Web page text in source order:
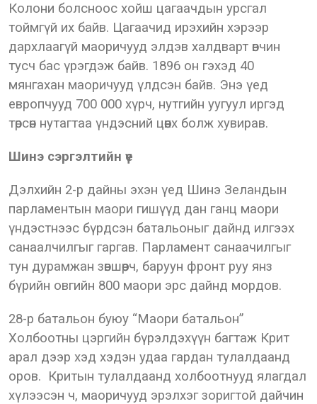
Колони болсноос хойш цагаачдын урсгал
тоймгүй их байв. Цагаачид ирэхийн хэрээр
дархлаагүй маоричууд элдэв халдварт өвчин
тусч бас үрэгдэж байв. 1896 он гэхэд 40
мянгахан маоричууд үлдсэн байв. Энэ үед
европчууд 700 000 хүрч, нутгийн уугуул иргэд
төрсөн нутагтаа үндэсний цөөнх болж хувирав.
Шинэ сэргэлтийн үе
Дэлхийн 2-р дайны эхэн үед Шинэ Зеландын
парламентын маори гишүүд дан ганц маори
үндэстнээс бүрдсэн батальоныг дайнд илгээх
санаалчилгыг гаргав. Парламент санаачилгыг
тун дурамжан зөвшөөрч, баруун фронт руу янз
бүрийн овгийн 800 маори эрс дайнд мордов.
28-р батальон буюу “Маори батальон”
Холбоотны цэргийн бүрэлдэхүүн багтаж Крит
арал дээр хэд хэдэн удаа гардан тулалдаанд
оров. Критын тулалдаанд холбоотнууд ялагдал
хүлээсэн ч, маоричууд эрэлхэг зоригтой дайчин